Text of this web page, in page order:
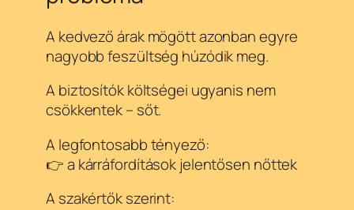
A kedvező árak mögött azonban egyre
nagyobb feszültség húzódik meg.
A biztosítók költségei ugyanis nem
csökkentek – sőt.
A legfontosabb tényező:
👉 a kárráfordítások jelentősen nőttek
A szakértők szerint: